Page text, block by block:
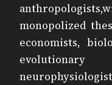
monopolized
economists,